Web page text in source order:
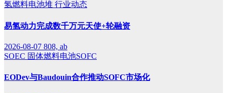
氢燃料电池堆 行业动态
易氢动力完成数千万元天使+轮融资
2026-08-07 808, ab
SOEC 固体燃料电池SOFC
EODev与Baudouin合作推动SOFC市场化